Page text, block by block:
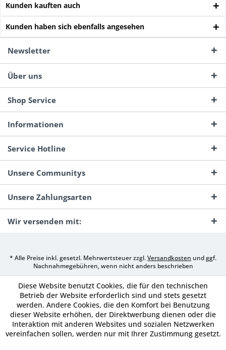
Kunden kauften auch
Kunden haben sich ebenfalls angesehen
Newsletter
Über uns
Shop Service
Informationen
Service Hotline
Unsere Communitys
Unsere Zahlungsarten
Wir versenden mit:
* Alle Preise inkl. gesetzl. Mehrwertsteuer zzgl.Versandkosten und ggf.
Nachnahmegebühren, wenn nicht anders beschrieben
Diese Website benutzt Cookies, die für den technischen
Betrieb der Website erforderlich sind und stets gesetzt
werden. Andere Cookies, die den Komfort bei Benutzung
dieser Website erhöhen, der Direktwerbung dienen oder die
Interaktion mit anderen Websites und sozialen Netzwerken
vereinfachen sollen, werden nur mit Ihrer Zustimmung gesetzt.